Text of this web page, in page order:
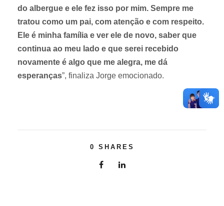
do albergue e ele fez isso por mim. Sempre me
tratou como um pai, com atenção e com respeito.
Ele é minha família e ver ele de novo, saber que
continua ao meu lado e que serei recebido
novamente é algo que me alegra, me dá
esperanças”, finaliza Jorge emocionado.
0 SHARES